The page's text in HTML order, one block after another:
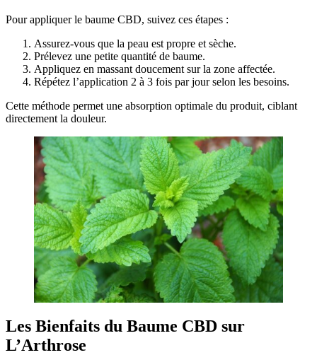
Pour appliquer le baume CBD, suivez ces étapes :
Assurez-vous que la peau est propre et sèche.
Prélevez une petite quantité de baume.
Appliquez en massant doucement sur la zone affectée.
Répétez l’application 2 à 3 fois par jour selon les besoins.
Cette méthode permet une absorption optimale du produit, ciblant
directement la douleur.
Les Bienfaits du Baume CBD sur
L’Arthrose